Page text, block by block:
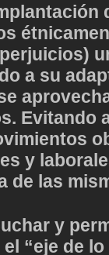
a su
Evitando
y
de las
y
“eje de